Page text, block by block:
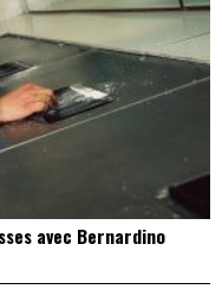
avec Bernardino